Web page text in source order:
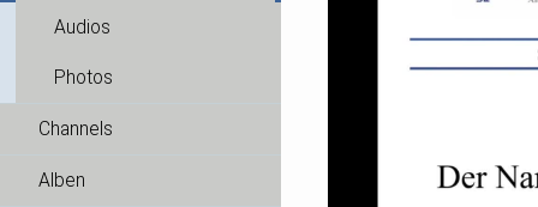
Audios
Photos
Channels
Alben